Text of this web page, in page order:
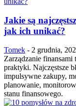
Jakie są
jak ich unikać?
Tomek - 2 grudnia,
Zarządzanie
praktyki. Najczęstsze
impulsywne zakupy,
planowanie,
stanu finansowego.